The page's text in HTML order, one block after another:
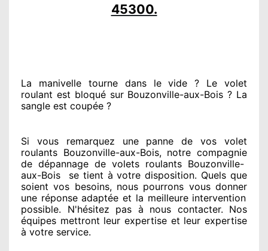
45300.
La manivelle tourne dans le vide ? Le volet
roulant est bloquésur Bouzonville-aux-Bois ? La
sangle est coupée ?
Si vous remarquez une panne de vos volet
roulants Bouzonville-aux-Bois, notre compagnie
de dépannage de volets roulants Bouzonville-
aux-Bois
se tient à votre disposition. Quels que
soient vos besoins, nous pourrons vous donner
une réponse adaptée et la meilleure intervention
possible. N'hésitez pas à nous contacter. Nos
équipes mettront leur expertise et leur expertise
à votre service.